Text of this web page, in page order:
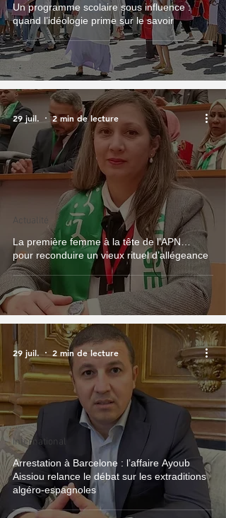
Un programme scolaire sous influence :
quand l’idéologie prime sur le savoir
La première femme à la tête de l’APN…
pour reconduire un vieux rituel d’allégeance
Actualité
29 juil. 2 min de lecture
Arrestation à Barcelone : l’affaire Ayoub
Aissiou relance le débat sur les extraditions
algéro‑espagnoles
International
29 juil. 2 min de lecture